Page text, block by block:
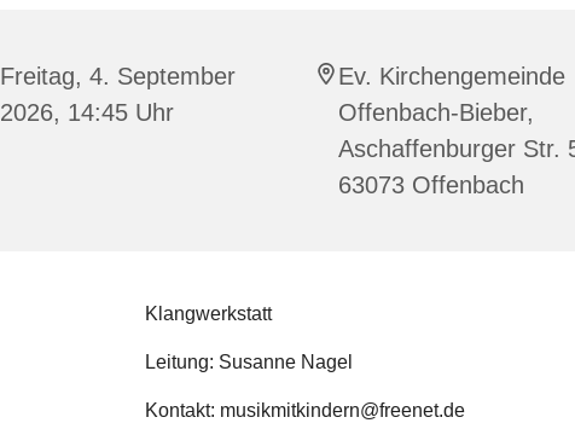
Freitag, 4. September
2026, 14:45 Uhr
Ev. Kirchengemeinde
Offenbach-Bieber,
Aschaffenburger Str.
63073 Offenbach
Klangwerkstatt
Leitung: Susanne Nagel
Kontakt: musikmitkindern@freenet.de